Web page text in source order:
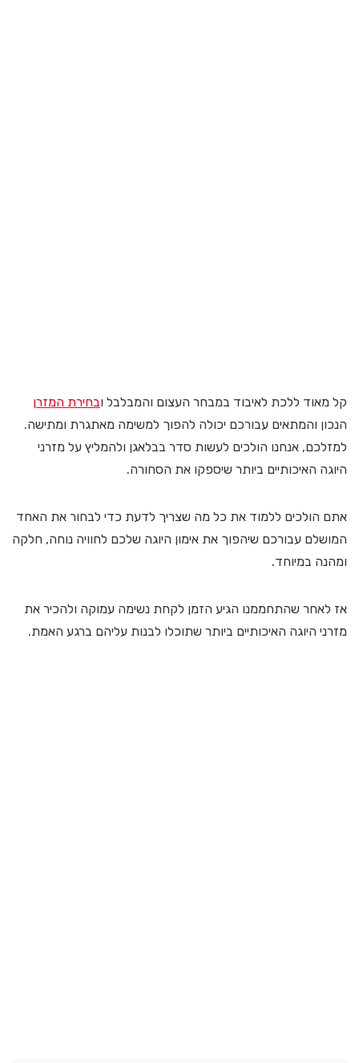
קל מאוד ללכת לאיבוד במבחר העצום והמבלבל ובחירת המזרן
הנכון והמתאים עבורכם יכולה להפוך למשימה מאתגרת ומתישה.
למזלכם, אנחנו הולכים לעשות סדר בבלאגן ולהמליץ על מזרני
היוגה האיכותיים ביותר שיספקו את הסחורה.
אתם הולכים ללמוד את כל מה שצריך לדעת כדי לבחור את האחד
המושלם עבורכם שיהפוך את אימון היוגה שלכם לחוויה נוחה, חלקה
ומהנה במיוחד.
אז לאחר שהתחממנו הגיע הזמן לקחת נשימה עמוקה ולהכיר את
מזרני היוגה האיכותיים ביותר שתוכלו לבנות עליהם ברגע האמת.